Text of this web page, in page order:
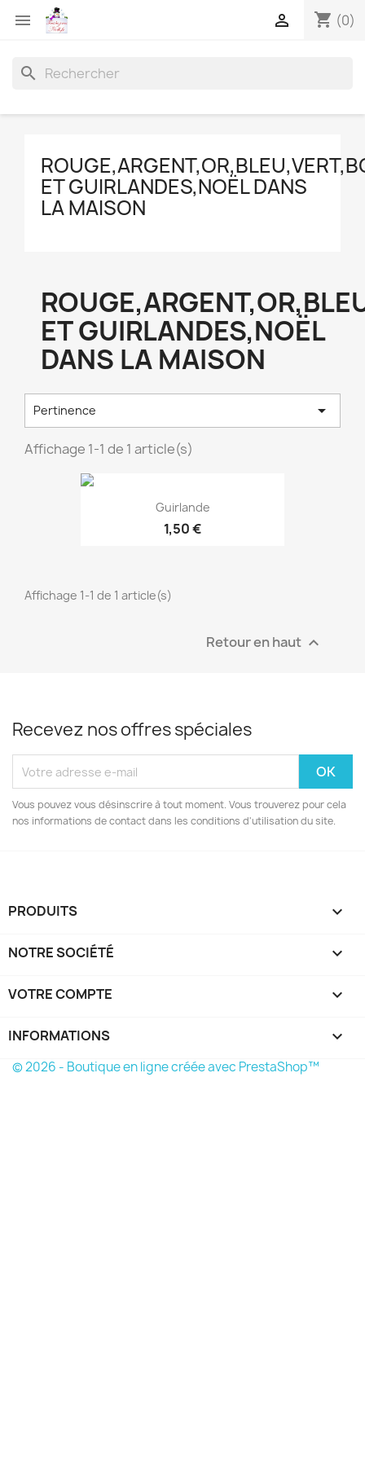
 shopping_cart (0)

search
ET GUIRLANDES,NOËL DANS
LA MAISON
ET GUIRLANDES,NOËL
DANS LA MAISON
Pertinence 
Affichage 1-1 de 1 article(s)
Guirlande
1,50 €
Affichage 1-1 de 1 article(s)
Retour en haut 
Recevez nos offres spéciales
Vous pouvez vous désinscrire à tout moment. Vous trouverez pour cela
nos informations de contact dans les conditions d'utilisation du site.
PRODUITS 
NOTRE SOCIÉTÉ 
VOTRE COMPTE 
INFORMATIONS keyboard_arrow_down
© 2026 - Boutique en ligne créée avec PrestaShop™